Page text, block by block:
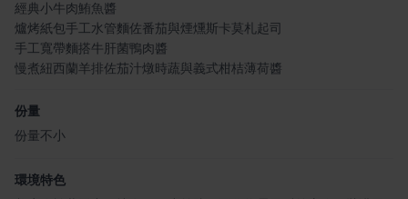
經典小牛肉鮪魚醬
爐烤紙包手工水管麵佐番茄與煙燻斯卡莫札起司
手工寬帶麵搭牛肝菌鴨肉醬
慢煮紐西蘭羊排佐茄汁燉時蔬與義式柑桔薄荷醬
份量
份量不小
環境特色